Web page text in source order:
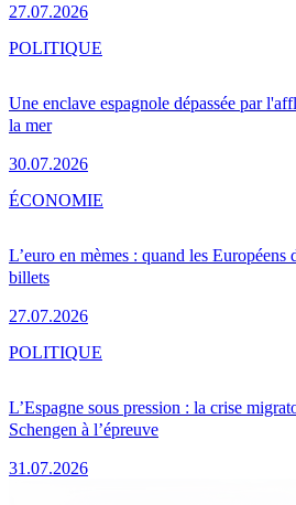
27.07.2026
Une enclave espagnole dépassée par
la mer
30.07.2026
POLITIQUE
L’euro en mèmes : quand les Européens
billets
27.07.2026
ÉCONOMIE
L’Espagne sous pression : la crise
Schengen à l’épreuve
31.07.2026
POLITIQUE